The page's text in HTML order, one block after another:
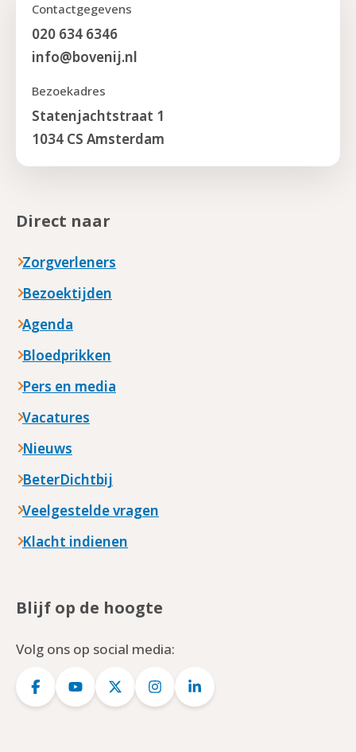
Contactgegevens
020 634 6346
info@bovenij.nl
Bezoekadres
Statenjachtstraat 1
1034 CS Amsterdam
Direct naar
Zorgverleners
Bezoektijden
Agenda
Bloedprikken
Pers en media
Vacatures
Nieuws
BeterDichtbij
Veelgestelde vragen
Klacht indienen
Blijf op de hoogte
Volg ons op social media:
Logo
Logo
Logo
Logo
Logo